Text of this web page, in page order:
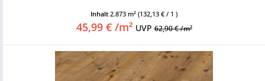
Inhalt 2.873 m² (132,13 € / 1 )
45,99 € /m² UVP62,90 € /m²